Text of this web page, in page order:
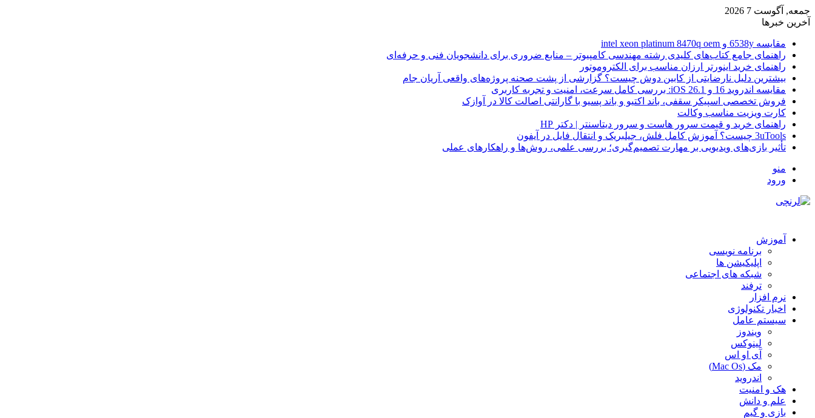
جمعه, آگوست 7 2026
آخرین خبرها
مقایسه 6538y و intel xeon platinum 8470q oem
راهنمای جامع کتاب‌های کلیدی رشته مهندسی کامپیوتر – منابع ضروری برای دانشجویان فنی و حرفه‌ای
راهنمای خرید اینورتر ارزان مناسب برای الکتروموتور
بیشترین دلیل نارضایتی از کابین دوش چیست؟ گزارشی از پشت صحنه پروژه‌های واقعی آریان جام
مقایسه اندروید 16 و iOS 26.1: بررسی کامل سرعت، امنیت و تجربه کاربری
فروش تخصصی اسپیکر سقفی، باند اکتیو و باند پسیو با گارانتی اصالت کالا در آوازک
کارت ویزیت مناسب وکالت
راهنمای خرید و قیمت سرور هاست و سرور دیتاسنتر | دکتر HP
3uTools چیست؟ آموزش کامل فلش، جیلبریک و انتقال فایل در آیفون
تأثیر بازی‌های ویدیویی بر مهارت تصمیم‌گیری؛ بررسی علمی، روش‌ها و راهکارهای عملی
منو
ورود
آموزش
برنامه نویسی
اپلیکیشن ها
شبکه های اجتماعی
ترفند
نرم افزار
اخبار تکنولوژی
سیستم عامل
ویندوز
لینوکس
آی او اس
مک (Mac Os)
اندروید
هک و امنیت
علم و دانش
بازی و گیم